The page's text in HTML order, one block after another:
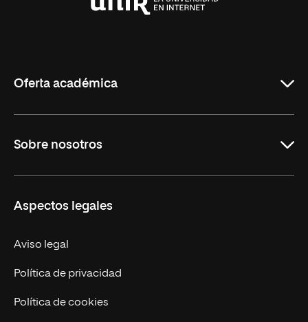
Oferta académica
Formación Continua
Sobre nosotros
Trabaja en UNIR
Actualidad
Contáctanos
Aspectos legales
Aviso legal
Política de privacidad
Política de cookies